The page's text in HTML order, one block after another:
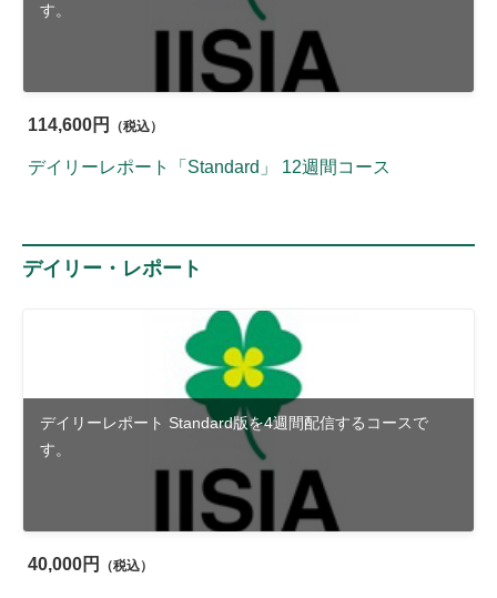
す。
114,600円 （税込）
デイリーレポート「Standard」 12週間コース
デイリー・レポート
デイリーレポート Standard版を4週間配信するコースで
す。
40,000円 （税込）